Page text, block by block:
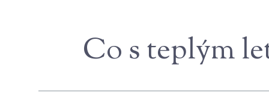
Co s teplým